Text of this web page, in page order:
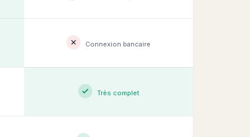
Connexion bancaire
Très complet